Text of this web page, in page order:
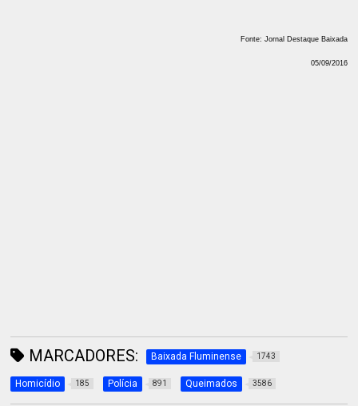
Fonte: Jornal Destaque Baixada
05/09/2016
MARCADORES: Baixada Fluminense 1743
Homicídio 185 Polícia 891 Queimados 3586